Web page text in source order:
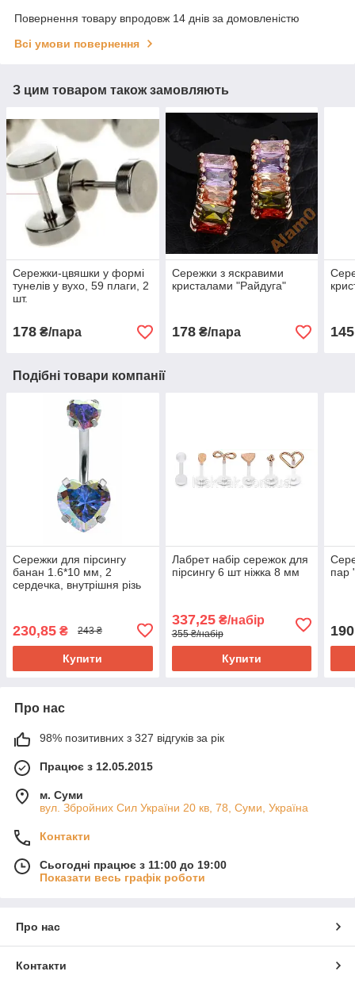
Повернення товару впродовж 14 днів за домовленістю
Всі умови повернення
З цим товаром також замовляють
Сережки-цвяшки у формі
тунелів у вухо, 59 плаги, 2
шт.
178 ₴/пара
Сережки з яскравими
кристалами "Райдуга"
178₴/пара 145
Подібні товари компанії
Сережки для пірсингу
банан 1.6*10 мм, 2
сердечка, внутрішня різь
230,85 ₴ 243 ₴
Купити
Лабрет набір сережок для
пірсингу 6 шт ніжка 8 мм
337,25₴/набір
355 ₴/набір
Купити
пар
190
Про нас
98% позитивних з 327 відгуків за рік
Працює з 12.05.2015
м. Суми
вул. Збройних Сил України 20 кв, 78, Суми, Україна
Контакти
Сьогодні працює з 11:00 до 19:00
Показати весь графік роботи
Про нас
Контакти